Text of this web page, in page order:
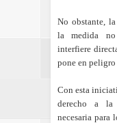
No obstante,
la medida
interfiere
pone en
Con esta
derecho a la
necesaria para